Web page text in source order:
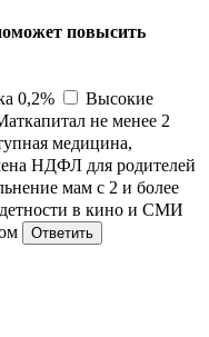
повысить
0,2%
Высокие
не менее 2
медицина,
НДФЛ для родителей
мам с 2 и более
в кино и СМИ